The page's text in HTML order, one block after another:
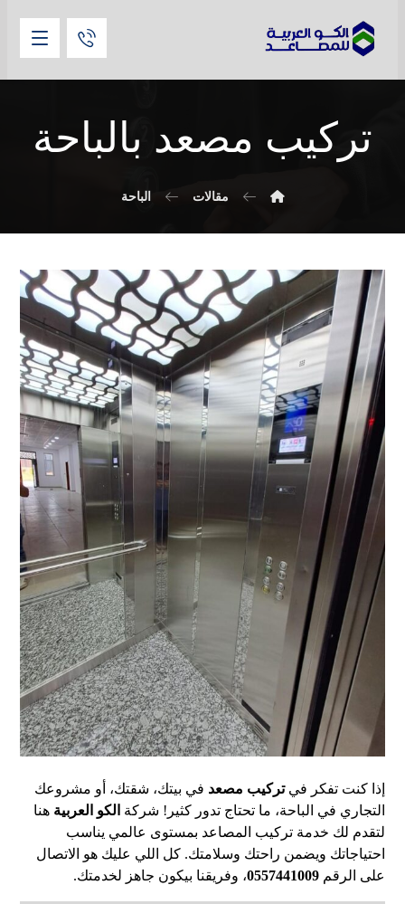
تركيب مصعد بالباحة
مقالات الباحة
إذا كنت تفكر فيتركيب مصعد في بيتك، شقتك، أو مشروعك
التجاري في الباحة، ما تحتاج تدور كثير! شركة الكو العربية هنا
لتقدم لك خدمة تركيب المصاعد بمستوى عالمي يناسب
احتياجاتك ويضمن راحتك وسلامتك. كل اللي عليك هو الاتصال
على الرقم0557441009، وفريقنا بيكون جاهز لخدمتك.